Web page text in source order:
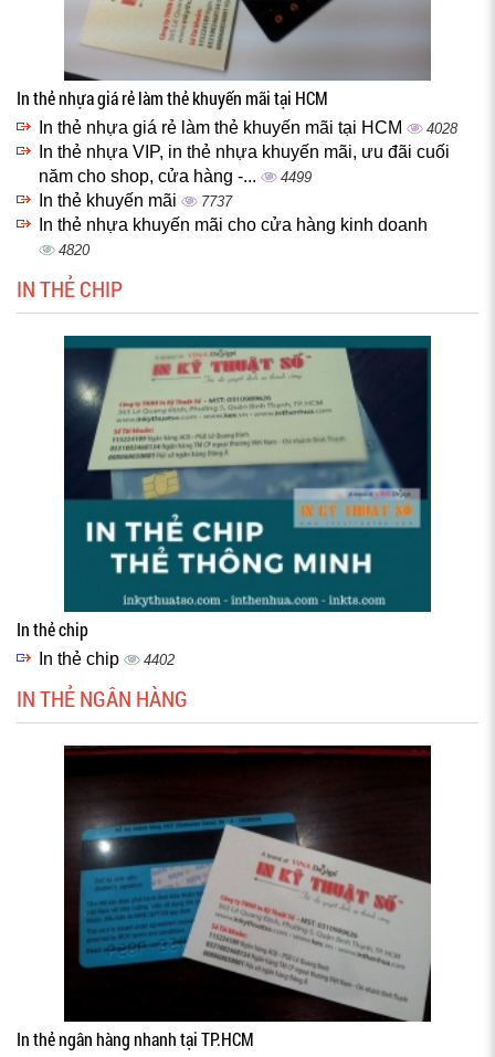
In thẻ nhựa giá rẻ làm thẻ khuyến mãi tại HCM
In thẻ nhựa giá rẻ làm thẻ khuyến mãi tại HCM 4028
In thẻ nhựa VIP, in thẻ nhựa khuyến mãi, ưu đãi cuối
năm cho shop, cửa hàng -...
4499
In thẻ khuyến mãi 7737
In thẻ nhựa khuyến mãi cho cửa hàng kinh doanh
4820
IN THẺ CHIP
In thẻ chip
In thẻ chip 4402
IN THẺ NGÂN HÀNG
In thẻ ngân hàng nhanh tại TP.HCM